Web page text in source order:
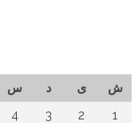
ش ی د س
1
2
3
4